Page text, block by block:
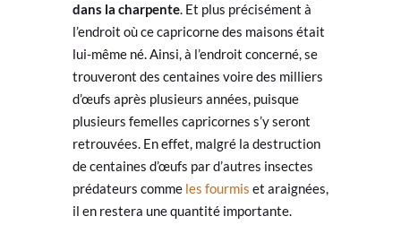
dans la charpente. Et plus précisément à
l’endroit où ce capricorne des maisons était
lui-même né. Ainsi, à l’endroit concerné, se
trouveront des centaines voire des milliers
d’œufs après plusieurs années, puisque
plusieurs femelles capricornes s’y seront
retrouvées. En effet, malgré la destruction
de centaines d’œufs par d’autres insectes
prédateurs comme les fourmis et araignées,
il en restera une quantité importante.